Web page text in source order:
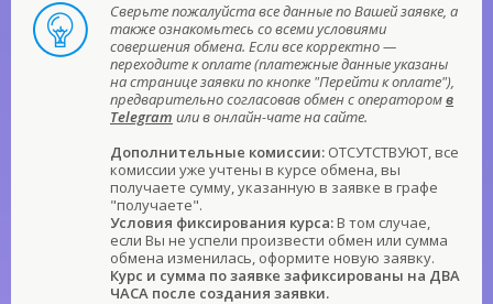
Сверьте пожалуйста все данные по Вашей заявке, а
также ознакомьтесь со всеми условиями
совершения обмена. Если все корректно —
переходите к оплате (платежные данные указаны
на странице заявки по кнопке "Перейти к оплате"),
предварительно согласовав обмен с операторомв
Telegram или в онлайн-чате на сайте.
Дополнительные комиссии: ОТСУТСТВУЮТ, все
комиссии уже учтены в курсе обмена, вы
получаете сумму, указанную в заявке в графе
"получаете".
Условия фиксирования курса: В том случае,
если Вы не успели произвести обмен или сумма
обмена изменилась, оформите новую заявку.
Курс и сумма по заявке зафиксированы на ДВА
ЧАСА после создания заявки.